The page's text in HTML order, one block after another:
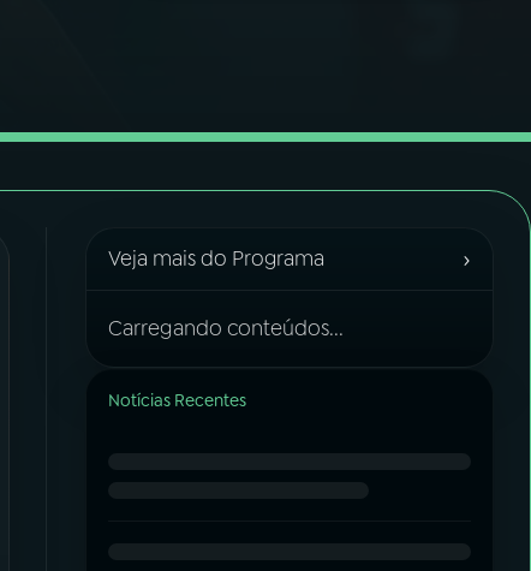
Veja mais do Programa ›
Carregando conteúdos...
Notícias Recentes